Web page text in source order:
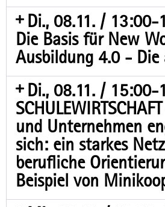
Di., 08.11. / 13:00-
Die Basis für New
Ausbildung 4.0 - Die
Di., 08.11. / 15:00-
und Unternehmen
sich: ein starkes
berufliche
Beispiel von